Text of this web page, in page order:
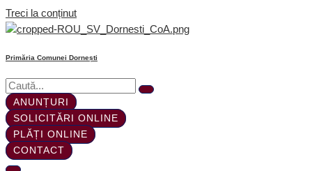
Treci la conținut
Primăria Comunei Dornești
ANUNȚURI
SOLICITĂRI ONLINE
PLĂȚI ONLINE
CONTACT